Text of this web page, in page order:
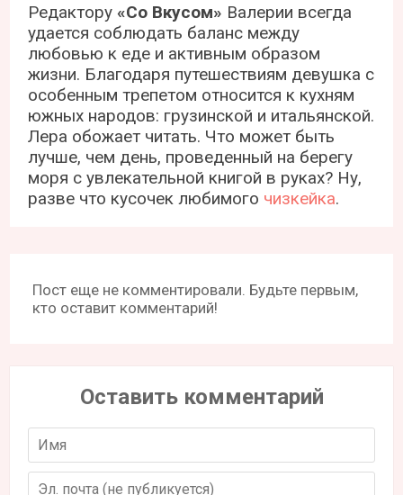
Редактору«Со Вкусом» Валерии всегда
удается соблюдать баланс между
любовью к еде и активным образом
жизни. Благодаря путешествиям девушка с
особенным трепетом относится к кухням
южных народов: грузинской и итальянской.
Лера обожает читать. Что может быть
лучше, чем день, проведенный на берегу
моря с увлекательной книгой в руках? Ну,
разве что кусочек любимого чизкейка.
Пост еще не комментировали. Будьте первым,
кто оставит комментарий!
Оставить комментарий